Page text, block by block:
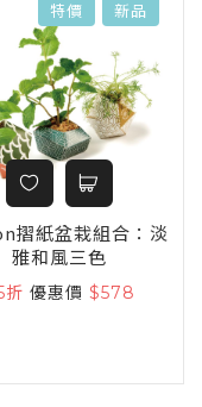
特價 新品
摺紙盆栽組合：淡
雅和風三色
折優惠價$578